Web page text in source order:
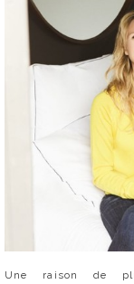
Une raison de